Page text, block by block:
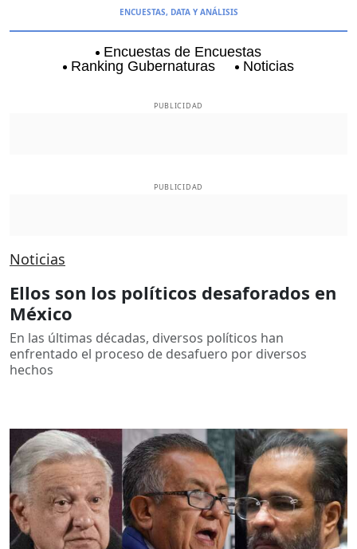
ENCUESTAS, DATA Y ANÁLISIS
Encuestas de Encuestas
Ranking Gubernaturas
Noticias
PUBLICIDAD
PUBLICIDAD
Noticias
Ellos son los políticos desaforados en
México
En las últimas décadas, diversos políticos han
enfrentado el proceso de desafuero por diversos
hechos